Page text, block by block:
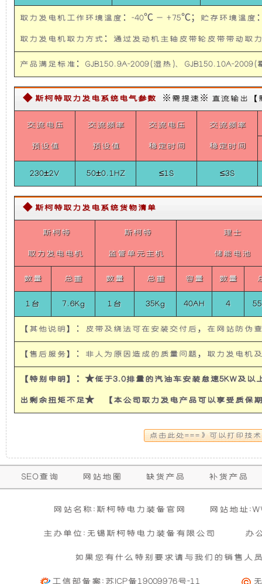
能
稳
定，
护
方
便，
所
电
基
上
增
了
装
置，
使
隔
音
和
（丰
田
考
斯
特
通
信
指
挥
车）
4KW
取
力
发
电
机
供
电
系
统
（丰
田
考
斯
特
通
信
指
挥
车）
4KW
Belt
Power
System
For
COASTER
取力发电机工作环境温度：-40℃ — +75℃；贮存环境温
取力发电机取力方式：通过发动机主轴皮带轮皮带
产品满足标准：GJB150.9A-2009(湿热)、GJB150.10A-
◆ 斯柯特取力发电系统电气参数 ※需提速※ 直流输出【
交流电压
预设值
交流频率
预设值
交流电压
稳定时间
交流频率
稳定时间
230±2V 50±0.1HZ ≤1S ≤3S
◆ 斯柯特取力发电系统货物清单
斯柯特
取力发电电机
斯柯特
监管单元主机
理士
储能电池
数量 总重 数量 总重 容量 数量
1台 7.6Kg 1台 35Kg 40AH 4
【其他说明】：皮带及绕法可在安装交付后，在网站防
【售后服务】：非人为原因造成的质量问题，取力发电机
【特别申明】：★低于3.0排量的汽油车安装怠速5KW及
出剩余扭矩不足★ 【本公司取力发电产品可以享受质保
购买本公司产品达到规定金额可获增三滤
活动时间 : 从2026年01月01日 0点0分 2026年12月
购买公司产品，运费减免优惠方案政策
活动时间 : 从2023年12月20日 0点0分到 2030年12月
零担运输（运费到付）
所需时间 : 3-4 天 [ 国内 ]
修
SEO查询 网站地图 缺货产品 补货产品
网站名称:斯柯特电力装备官网 网站地址
主办单位:无锡斯柯特电力装备有限公司 办
如果您有什么特别要求请与我们的销售人
工信部备案:苏ICP备19009976号-11